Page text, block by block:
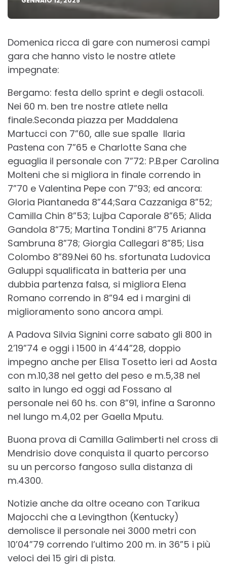
Domenica ricca di gare con numerosi campi
gara che hanno visto le nostre atlete
impegnate:
Bergamo: festa dello sprint e degli ostacoli.
Nei 60 m. ben tre nostre atlete nella
finale.Seconda piazza per Maddalena
Martucci con 7”60, alle sue spalle Ilaria
Pastena con 7”65 e Charlotte Sana che
eguaglia il personale con 7”72: P.B.per Carolina
Molteni che si migliora in finale correndo in
7”70 e Valentina Pepe con 7”93; ed ancora:
Gloria Piantaneda 8”44;Sara Cazzaniga 8”52;
Camilla Chin 8”53; Lujba Caporale 8”65; Alida
Gandola 8“75; Martina Tondini 8”75 Arianna
Sambruna 8”78; Giorgia Callegari 8”85; Lisa
Colombo 8”89.Nei 60 hs. sfortunata Ludovica
Galuppi squalificata in batteria per una
dubbia partenza falsa, si migliora Elena
Romano correndo in 8”94 ed i margini di
miglioramento sono ancora ampi.
A Padova Silvia Signini corre sabato gli 800 in
2’19”74 e oggi i 1500 in 4’44”28, doppio
impegno anche per Elisa Tosetto ieri ad Aosta
con m.10,38 nel getto del peso e m.5,38 nel
salto in lungo ed oggi ad Fossano al
personale nei 60 hs. con 8”91, infine a Saronno
nel lungo m.4,02 per Gaella Mputu.
Buona prova di Camilla Galimberti nel cross di
Mendrisio dove conquista il quarto percorso
su un percorso fangoso sulla distanza di
m.4300.
Notizie anche da oltre oceano con Tarikua
Majocchi che a Levingthon (Kentucky)
demolisce il personale nei 3000 metri con
10’04”79 correndo l’ultimo 200 m. in 36”5 i più
veloci dei 15 giri di pista.